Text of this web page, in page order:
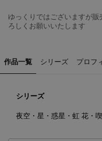
ゆっくりではございますが
ろしくお願いいたします
作品一覧 シリーズ プロフ
シリーズ
夜空・星・惑星・虹 花・